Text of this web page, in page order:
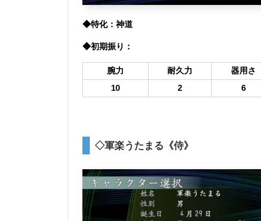
◆特化：神道
◆初期振り：
腕力 耐久力 器用さ
10
2 6
◇軍楽うたまる《侍》